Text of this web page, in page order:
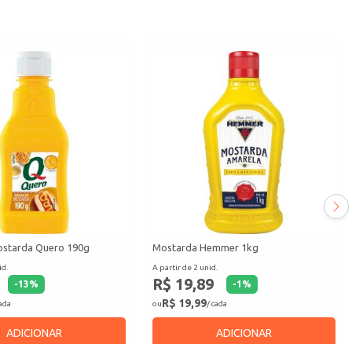
Quero 190g
-13%
ADICIONAR
Mostarda Hemmer 1kg
A partir de 2 unid.
R$ 19,89 -1 %
ouR$ 19,99/ cada
ADICIONAR